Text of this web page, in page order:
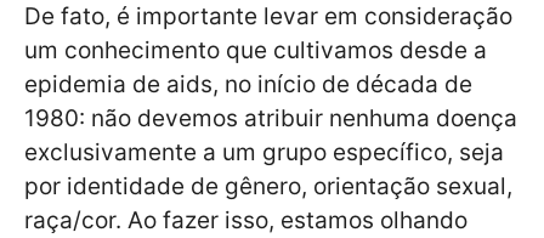
De fato, é importante levar em consideração
um conhecimento que cultivamos desde a
epidemia de aids, no início de década de
1980: não devemos atribuir nenhuma doença
exclusivamente a um grupo específico, seja
por identidade de gênero, orientação sexual,
raça/cor. Ao fazer isso, estamos olhando